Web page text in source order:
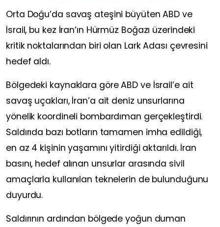
Orta Doğu’da savaş ateşini büyüten ABD ve
İsrail, bu kez İran’ın Hürmüz Boğazı üzerindeki
kritik noktalarından biri olan Lark Adası çevresini
hedef aldı.
Bölgedeki kaynaklara göre ABD ve İsrail’e ait
savaş uçakları, İran’a ait deniz unsurlarına
yönelik koordineli bombardıman gerçekleştirdi.
Saldırıda bazı botların tamamen imha edildiği,
en az 4 kişinin yaşamını yitirdiği aktarıldı. İran
basını, hedef alınan unsurlar arasında sivil
amaçlarla kullanılan teknelerin de bulunduğunu
duyurdu.
Saldırının ardından bölgede yoğun duman